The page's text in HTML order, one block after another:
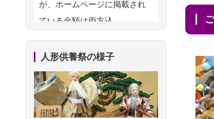
東京都の方からお申込み
2026/08/01 17:10
2026/08/01 11:07
さいたの方からお申込み
2026/07/31 17:28
せていただきました。 手続...
人形をきちんと供養してくだ
2026/07/15 子供の頃から可愛
がってきた七段飾りの雛人形
が、ホームページに掲載され
ている金額は両方込...
2024/01/27実家にある七段飾
りの雛人形を処分したいので
すが 母親が高齢...
2024/01/13剥製の供養・処分
をお願いできますか？
人形供養祭の様子